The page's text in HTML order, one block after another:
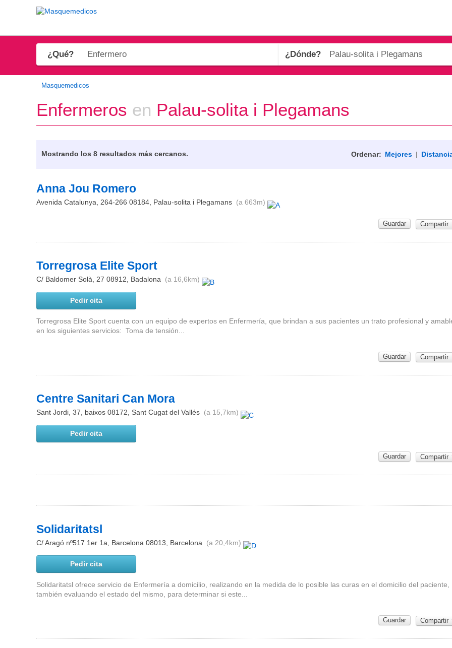
¿Qué? ¿Dónde?
Masquemedicos
Enfermeros en Palau-solita i Plegamans
Ordenar: Mejores |
Mostrando los 8 resultados más cercanos.
Anna Jou Romero
Avenida Catalunya, 264-266 08184 Palau-solita i Plegamans (a 663m)
Guardar Compartir
Torregrosa Elite Sport
C/ Baldomer Solà, 27 08912 Badalona (a 16,6km)
Pedir cita
Torregrosa Elite Sport cuenta con un equipo de expertos en Enfermería, que brindan a sus pacientes un trato profesional y
en los siguientes servicios: Toma de tensión...
Guardar Compartir
Centre Sanitari Can Mora
Sant Jordi, 37, baixos 08172 Sant Cugat del Vallés (a 15,7km)
Pedir cita
Guardar Compartir
Solidaritatsl
C/ Aragó nº517 1er 1a, Barcelona 08013 Barcelona (a 20,4km)
Pedir cita
Solidaritatsl ofrece servicio de Enfermería a domicilio, realizando en la medida de lo posible las curas en el domicilio del paciente,
también evaluando el estado del mismo, para determinar si este...
Guardar Compartir